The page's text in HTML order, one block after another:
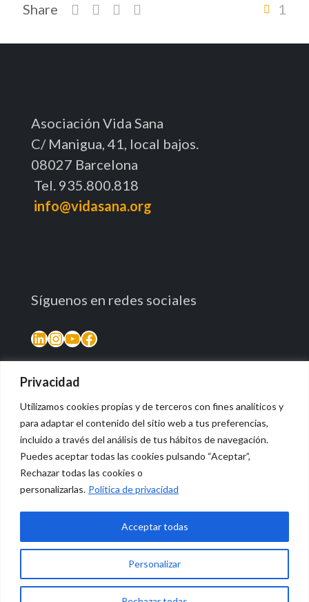
Privacidad
Utilizamos cookies propias y de terceros con fines analíticos y
para adaptar el contenido del sitio web a tus preferencias,
incluido a través del análisis de tus hábitos de navegación.
Puedes aceptar todas las cookies pulsando “Aceptar”,
Rechazar todas las cookies o
personalizarlas. Política de privacidad
Personalizar
Acceptar todas
Share 1
Asociación Vida Sana
C/ Manigua, 41, local bajos.
08027 Barcelona
Tel. 935.800.818
info@vidasana.org
Síguenos en redes sociales
LinkedIn
Instagram
YouTube
Facebook
© 2026 Vidasana | All Rights Reserved
Aviso legal
Política de privacidad
Política de devolución monetaria